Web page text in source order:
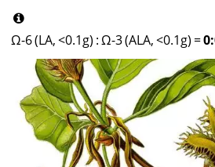
Ω-6 (LA, <0.1g) :Ω-3 (ALA, <0.1g) =